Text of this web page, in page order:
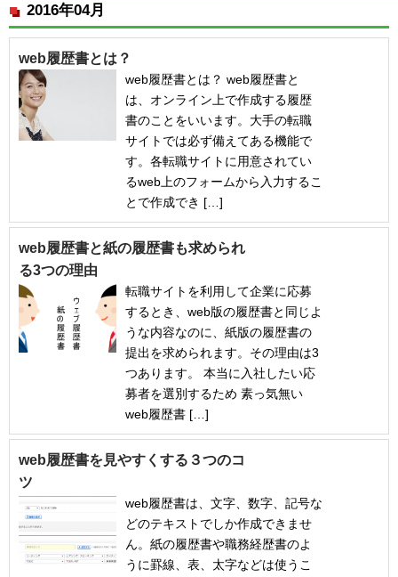
2016年04月
web履歴書とは？
web履歴書とは？ web履歴書と
は、オンライン上で作成する履歴
書のことをいいます。大手の転職
サイトでは必ず備えてある機能で
す。各転職サイトに用意されてい
るweb上のフォームから入力するこ
とで作成でき […]
web履歴書と紙の履歴書も求められ
る3つの理由
転職サイトを利用して企業に応募
するとき、web版の履歴書と同じよ
うな内容なのに、紙版の履歴書の
提出を求められます。その理由は3
つあります。 本当に入社したい応
募者を選別するため 素っ気無い
web履歴書 […]
web履歴書を見やすくする３つのコ
ツ
web履歴書は、文字、数字、記号な
どのテキストでしか作成できませ
ん。紙の履歴書や職務経歴書のよ
うに罫線、表、太字などは使うこ